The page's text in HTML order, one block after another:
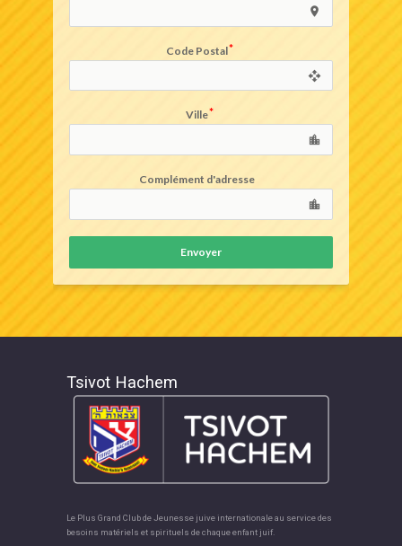
location_on
Code Postal
open_with
Ville
location_city
Complément d'adresse
location_city
Envoyer
Tsivot Hachem
Le Plus Grand Club de Jeunesse juive internationale au service des
besoins matériels et spirituels de chaque enfant juif.